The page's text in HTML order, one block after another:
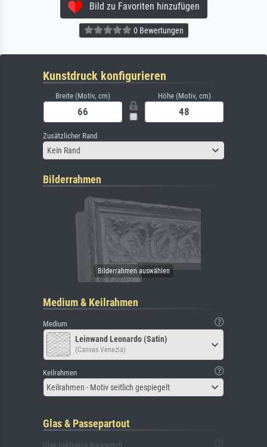
Bild zu Favoriten hinzufügen
0 Bewertungen
Kunstdruck konfigurieren
Breite (Motiv, cm) Höhe (Motiv, cm)
Zusätzlicher Rand
Kein Rand
Bilderrahmen
Medium & Keilrahmen
Medium
Leinwand Leonardo (Satin)
(Canvas Venezia)
Keilrahmen
Keilrahmen - Motiv seitlich gespiegelt
Glas & Passepartout
Glas (inklusive Rückwand)